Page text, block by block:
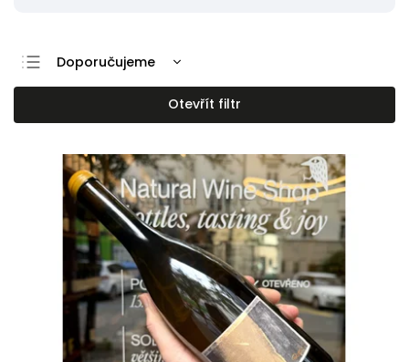
Doporučujeme
Nejlevnější
Nejdražší
Abecedně
Otevřít filtr